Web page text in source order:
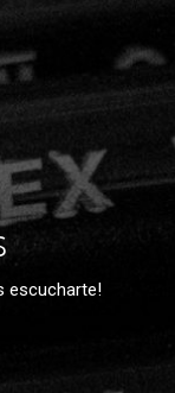
escucharte!